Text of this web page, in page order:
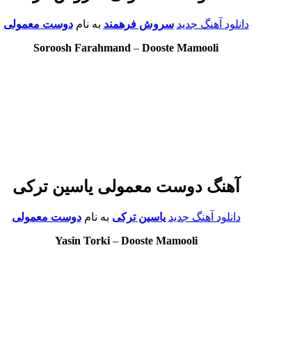
دانلود آهنگ جدید سروش فرهمند به نامدوست معمولی
Soroosh Farahmand – Dooste Mamooli
آهنگ دوست معمولی یاسین ترکی
دانلود آهنگ جدید یاسین ترکی به نامدوست معمولی
Yasin Torki– Dooste Mamooli